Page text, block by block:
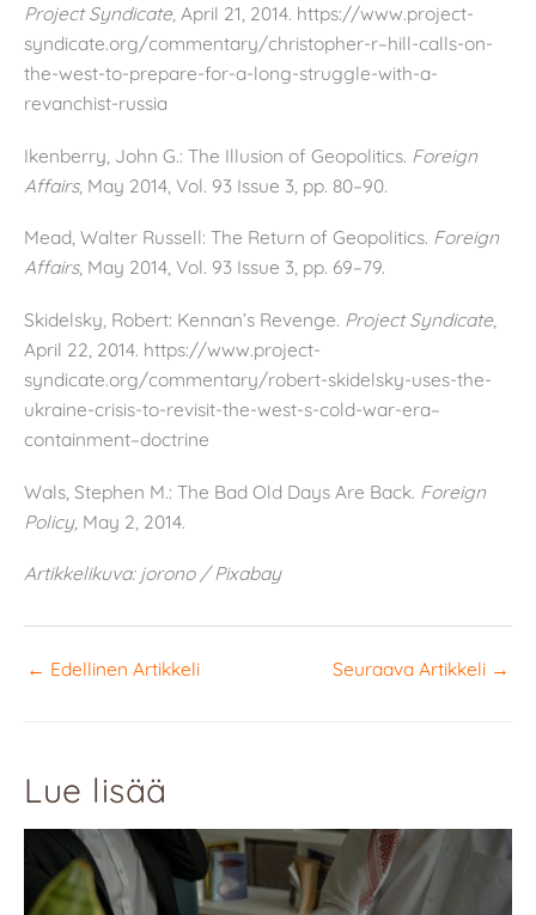
Project Syndicate, April 21, 2014. https://www.project-
syndicate.org/commentary/christopher-r–hill-calls-on-
the-west-to-prepare-for-a-long-struggle-with-a-
revanchist-russia
Ikenberry, John G.: The Illusion of Geopolitics. Foreign
Affairs, May 2014, Vol. 93 Issue 3, pp. 80–90.
Mead, Walter Russell: The Return of Geopolitics. Foreign
Affairs, May 2014, Vol. 93 Issue 3, pp. 69–79.
Skidelsky, Robert: Kennan’s Revenge. Project Syndicate,
April 22, 2014. https://www.project-
syndicate.org/commentary/robert-skidelsky-uses-the-
ukraine-crisis-to-revisit-the-west-s-cold-war-era–
containment–doctrine
Wals, Stephen M.: The Bad Old Days Are Back. Foreign
Policy, May 2, 2014.
Artikkelikuva: jorono / Pixabay
← Edellinen Artikkeli Seuraava Artikkeli →
Lue lisää